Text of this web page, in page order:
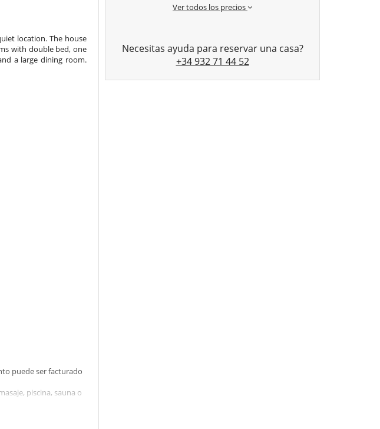
location. The house
with double bed, one
a large dining room.
puede ser facturado
piscina, sauna o
Ver todos los precios
Necesitas ayuda para reservar una casa?
+34 932 71 44 52